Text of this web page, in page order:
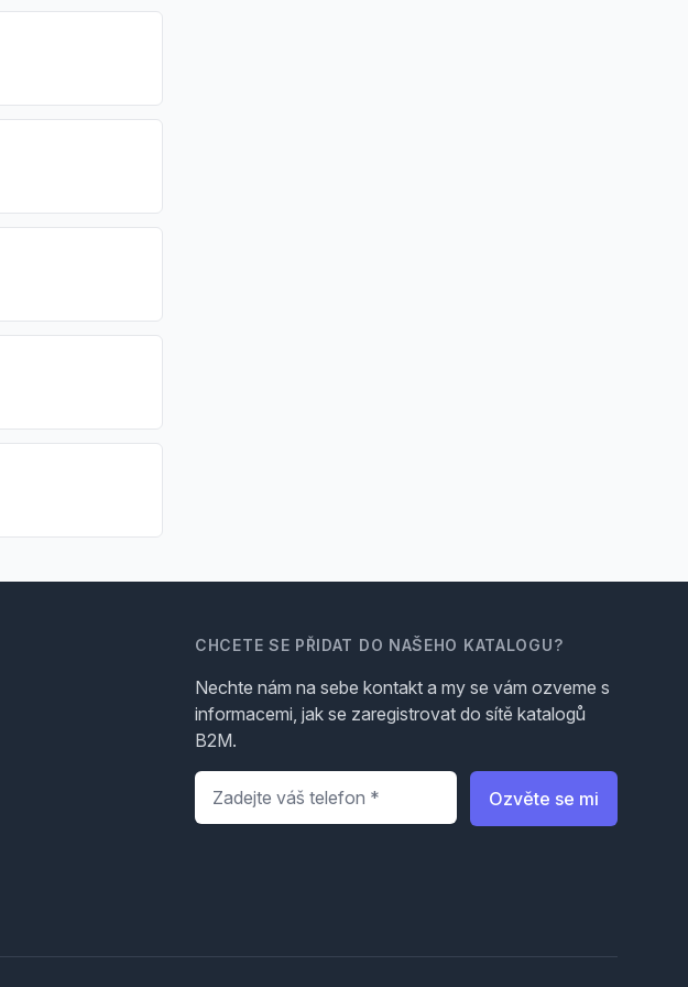
CHCETE SE PŘIDAT DO NAŠEHO KATALOGU?
Nechte nám na sebe kontakt a my se vám ozveme s
informacemi, jak se zaregistrovat do sítě katalogů
B2M.
Telefon
Ozvěte se mi